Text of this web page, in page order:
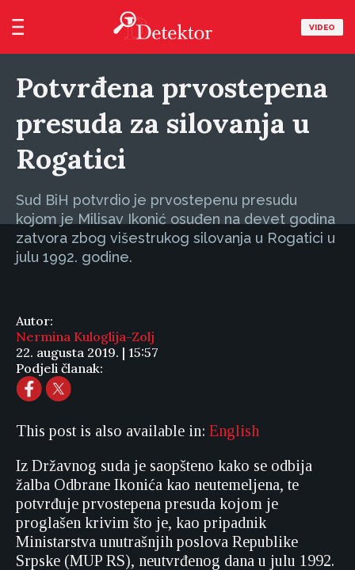
VIDEO
Potvrđena prvostepena
presuda za silovanja u
Rogatici
Sud BiH potvrdio je prvostepenu presudu
kojom je Milisav Ikonić osuđen na devet godina
zatvora zbog višestrukog silovanja u Rogatici u
julu 1992. godine.
Autor:
Nermina Kuloglija-Zolj
22. augusta 2019. | 15:57
Podjeli članak:
This post is also available in: English
Iz Državnog suda je saopšteno kako se odbija
žalba Odbrane Ikonića kao neutemeljena, te
potvrđuje prvostepena presuda kojom je
proglašen krivim što je, kao pripadnik
Ministarstva unutrašnjih poslova Republike
Srpske (MUP RS), neutvrđenog dana u julu 1992.